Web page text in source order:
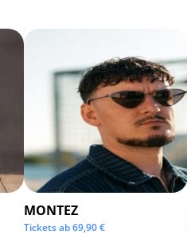
MONTEZ
Tickets ab69,90€